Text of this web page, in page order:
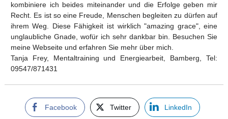
kombiniere ich beides miteinander und die Erfolge geben mir
Recht. Es ist so eine Freude, Menschen begleiten zu dürfen auf
ihrem Weg. Diese Fähigkeit ist wirklich "amazing grace", eine
unglaubliche Gnade, wofür ich sehr dankbar bin. Besuchen Sie
meine Webseite und erfahren Sie mehr über mich.
Tanja Frey, Mentaltraining und Energiearbeit, Bamberg, Tel:
09547/871431
Facebook Twitter LinkedIn